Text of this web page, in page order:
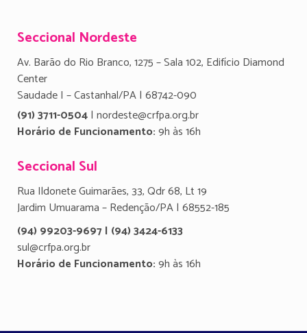
Seccional Nordeste
Av. Barão do Rio Branco, 1275 – Sala 102, Edifício Diamond
Center
Saudade I – Castanhal/PA | 68742-090
(91) 3711-0504| nordeste@crfpa.org.br
Horário de Funcionamento:9h às 16h
Seccional Sul
Rua Ildonete Guimarães, 33, Qdr 68, Lt 19
Jardim Umuarama – Redenção/PA | 68552-185
(94) 99203-9697 | (94) 3424-6133
sul@crfpa.org.br
Horário de Funcionamento:9h às 16h